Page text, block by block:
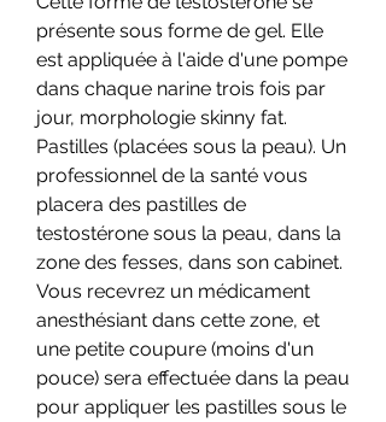
présente sous forme de gel. Elle
est appliquée à l'aide d'une pompe
dans chaque narine trois fois par
jour, morphologie skinny fat.
Pastilles (placées sous la peau). Un
professionnel de la santé vous
placera des pastilles de
testostérone sous la peau, dans la
zone des fesses, dans son cabinet.
Vous recevrez un médicament
anesthésiant dans cette zone, et
une petite coupure (moins d'un
pouce) sera effectuée dans la peau
pour appliquer les pastilles sous le